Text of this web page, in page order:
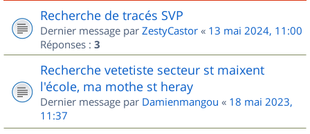
Recherche de tracés SVP
Dernier message par ZestyCastor « 13 mai 2024, 11:00
Réponses : 3
Recherche vetetiste secteur st maixent
l'école, ma mothe st heray
Dernier message par Damienmangou « 18 mai 2023,
11:37